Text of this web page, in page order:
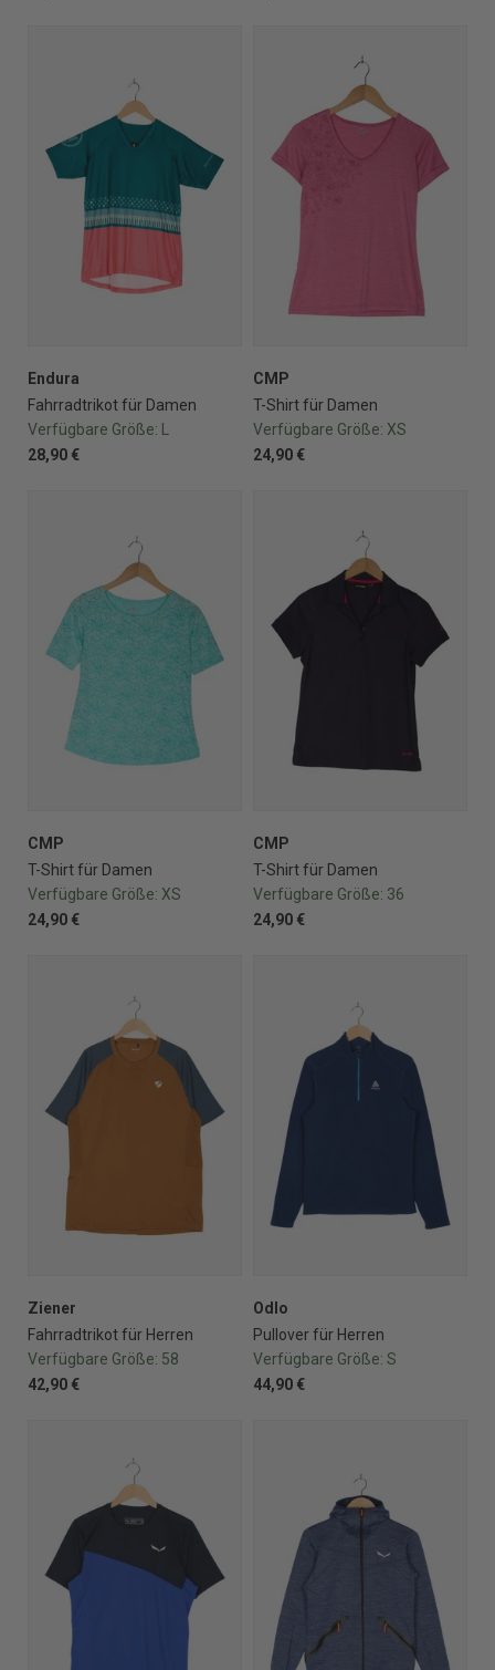
Endura
Fahrradtrikot für Damen
Verfügbare Größe:
28,90 €
CMP
T-Shirt für Damen
Verfügbare Größe: XS
24,90 €
CMP
T-Shirt für Damen
Verfügbare Größe: XS
24,90 €
CMP
T-Shirt für Damen
Verfügbare Größe: 36
24,90 €
Ziener
Fahrradtrikot für Herren
Verfügbare Größe: 58
42,90 €
Odlo
Pullover für Herren
Verfügbare Größe: S
44,90 €